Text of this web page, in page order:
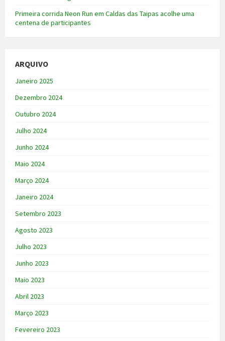
Primeira corrida Neon Run em Caldas das Taipas acolhe uma
centena de participantes
ARQUIVO
Janeiro 2025
Dezembro 2024
Outubro 2024
Julho 2024
Junho 2024
Maio 2024
Março 2024
Janeiro 2024
Setembro 2023
Agosto 2023
Julho 2023
Junho 2023
Maio 2023
Abril 2023
Março 2023
Fevereiro 2023